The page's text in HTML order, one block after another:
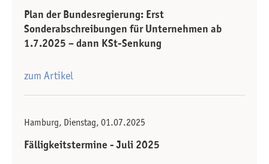
Plan der Bundesregierung: Erst
Sonderabschreibungen für Unternehmen ab
1.7.2025 – dann KSt-Senkung
zum Artikel
Hamburg, Dienstag, 01.07.2025
Fälligkeitstermine - Juli 2025